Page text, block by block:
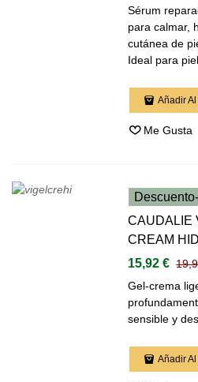
Sérum
para calmar,
cutánea de
Ideal para
Añadir
Me Gusta
Descuento
CAUDALIE
CREAM
15,92 €
Gel-crema
sensible y
Añadir